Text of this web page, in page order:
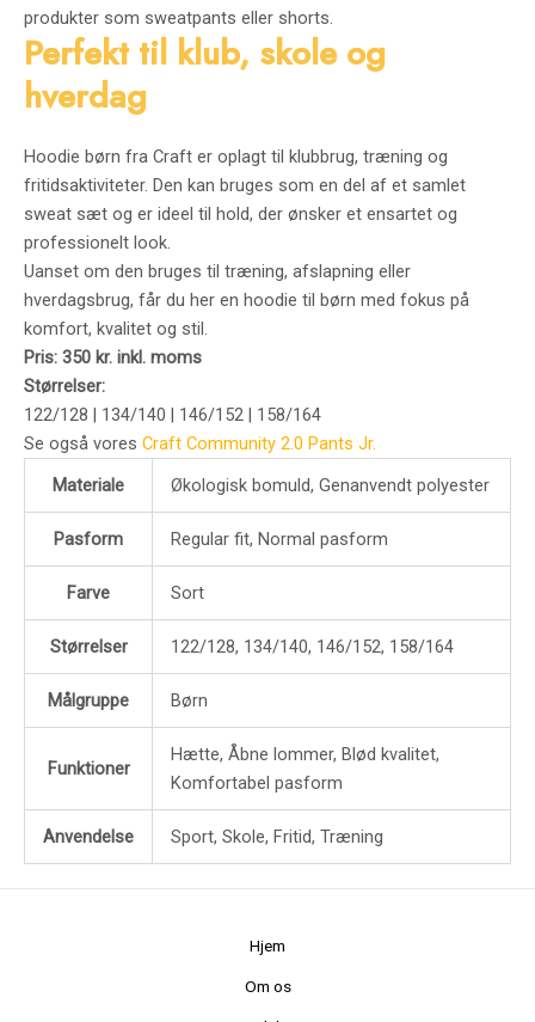
produkter som sweatpants eller shorts.
Perfekttil klub, skoleog
hverdag
Hoodie børn fra Craft er oplagt til klubbrug, træning og
fritidsaktiviteter. Den kan bruges som en del af et samlet
sweat sæt og er ideel til hold, der ønsker et ensartet og
professionelt look.
Uanset om den bruges til træning, afslapning eller
hverdagsbrug, får du her en hoodie til børn med fokus på
komfort, kvalitet og stil.
Pris: 350 kr. inkl. moms
Størrelser:
122/128 | 134/140 | 146/152 | 158/164
Se også vores Craft Community 2.0 Pants Jr.
Materiale
Økologisk bomuld, Genanvendt polyester
Pasform Regular fit, Normal pasform
Farve Sort
Størrelser 122/128, 134/140, 146/152, 158/164
Målgruppe Børn
Funktioner
Hætte, Åbne lommer, Blød kvalitet,
Komfortabel pasform
Anvendelse Sport, Skole, Fritid, Træning
Hjem
Om os